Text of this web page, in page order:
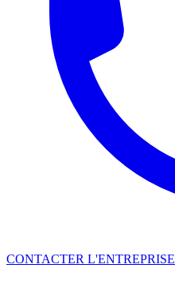
CONTACTER L'ENTREPRISE